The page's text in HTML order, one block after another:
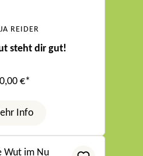
REIDER
steht dir gut!
€*
Info